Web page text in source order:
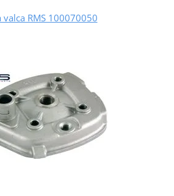
valca RMS 100070050